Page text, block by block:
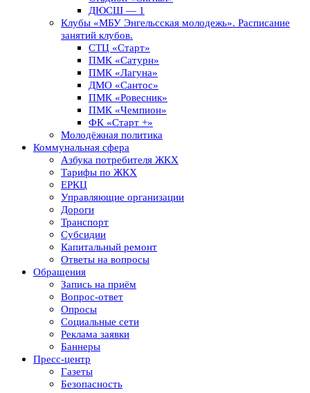
ДЮСШ — 1
Клубы «МБУ Энгельсская молодежь». Расписание
занятий клубов.
СТЦ «Старт»
ПМК «Сатурн»
ПМК «Лагуна»
ДМО «Сантос»
ПМК «Ровесник»
ПМК «Чемпион»
ФК «Старт +»
Молодёжная политика
Коммунальная сфера
Азбука потребителя ЖКХ
Тарифы по ЖКХ
ЕРКЦ
Управляющие организации
Дороги
Транспорт
Субсидии
Капитальный ремонт
Ответы на вопросы
Обращения
Запись на приём
Вопрос-ответ
Опросы
Социальные сети
Реклама заявки
Баннеры
Пресс-центр
Газеты
Безопасность